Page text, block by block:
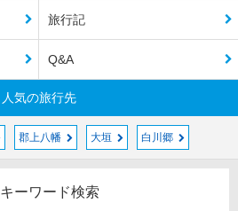
旅行記
Q&A
人気の旅行先
郡上八幡 大垣 白川郷
キーワード検索